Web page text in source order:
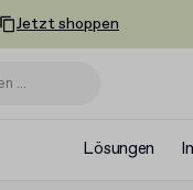
Jetzt shoppen
Lösungen